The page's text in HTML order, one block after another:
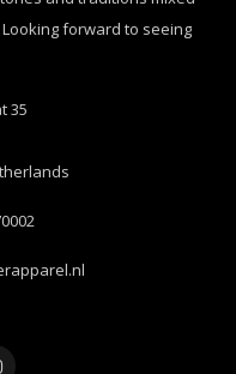
forward to seeing
35